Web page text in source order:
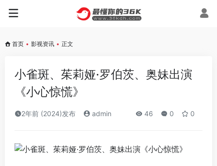
首页 • 影视资讯 • 正文
小雀斑、茱莉娅·罗伯茨、奥妹出演
《小心惊慌》
2年前 (2024)发布 admin 46 0 0